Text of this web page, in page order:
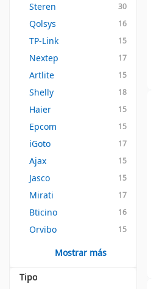
Steren 30
Qolsys 16
TP-Link 15
Nextep 17
Artlite 15
Shelly 18
Haier 15
Epcom 15
iGoto 17
Ajax 15
Jasco 15
Mirati 17
Bticino 16
Orvibo 15
Mostrar más
Tipo